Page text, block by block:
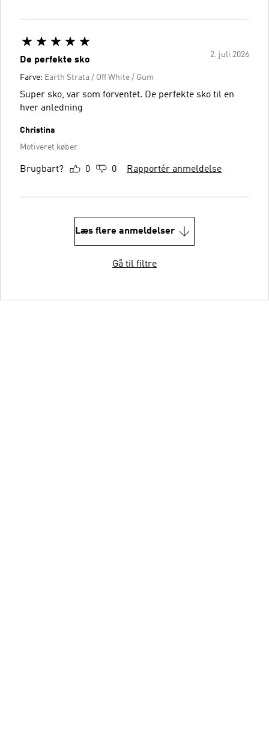
2. juli 2026
De perfekte sko
Farve: Earth Strata / Off White / Gum
Super sko, var som forventet. De perfekte sko til en
hver anledning
Christina
Motiveret køber
Brugbart? 0 0 Rapportér anmeldelse
Læs flere anmeldelser
Gå til filtre